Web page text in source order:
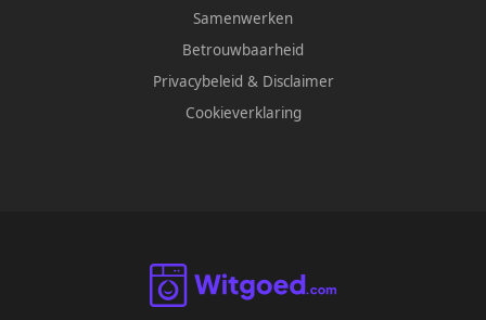
Samenwerken
Betrouwbaarheid
Privacybeleid & Disclaimer
Cookieverklaring